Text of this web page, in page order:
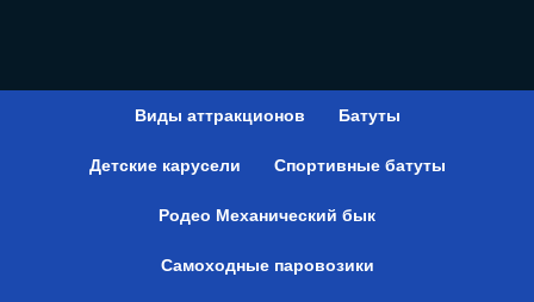
Виды аттракционов Батуты
Детские карусели Спортивные батуты
Родео Механический бык
Самоходные паровозики